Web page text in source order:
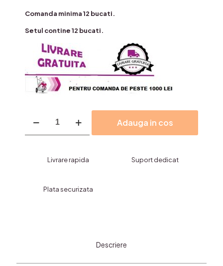
Comanda minima 12 bucati.
Setul contine 12 bucati.
Creioane
Adauga in cos
Livrare rapida Suport dedicat
Plata securizata
Descriere